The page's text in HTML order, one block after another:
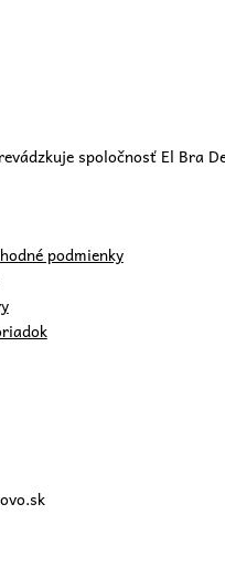
spoločnosť El Bra
podmienky